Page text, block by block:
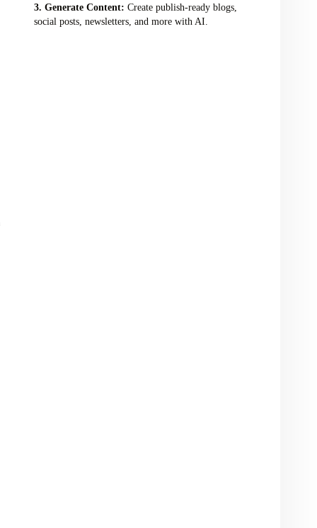
Generate Content: Create publish-ready blogs,
social posts, newsletters, and more with AI.